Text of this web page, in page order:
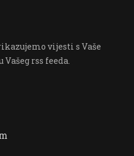
vijesti s Vaše
rss feeda.